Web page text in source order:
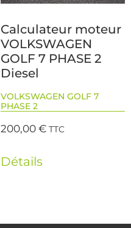
Calculateur moteur
VOLKSWAGEN
GOLF 7 PHASE 2
Diesel
VOLKSWAGEN GOLF 7
PHASE 2
200,00€ TTC
Détails